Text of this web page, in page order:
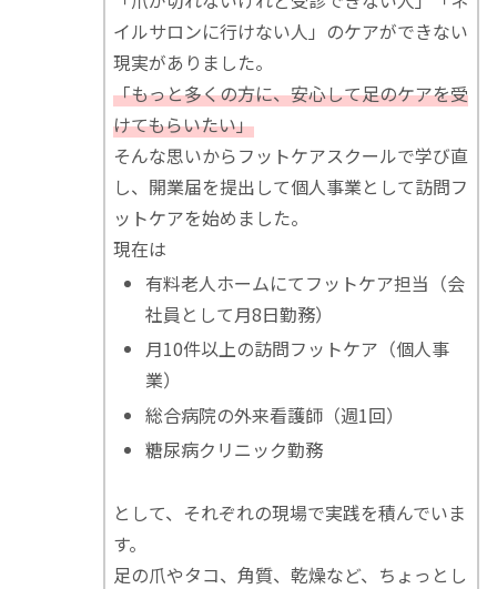
イルサロンに行けない人」のケアができない
現実がありました。
「もっと多くの方に、安心して足のケアを受
けてもらいたい」
そんな思いからフットケアスクールで学び直
し、開業届を提出して個人事業として訪問フ
ットケアを始めました。
現在は
有料老人ホームにてフットケア担当（会
社員として月8日勤務）
月10件以上の訪問フットケア（個人事
業）
総合病院の外来看護師（週1回）
糖尿病クリニック勤務
として、それぞれの現場で実践を積んでいま
す。
足の爪やタコ、角質、乾燥など、ちょっとし